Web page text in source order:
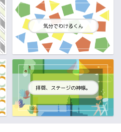
気分でわけるくん
拝啓、ステージの神様。